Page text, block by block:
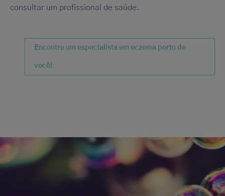
consultar um profissional de saúde.
Encontre um especialista em eczema perto de
você!